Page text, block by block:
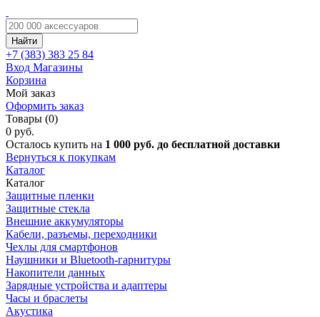
Найти
+7 (383) 383 25 84
Вход Магазины
Корзина
Мой заказ
Оформить заказ
Товары (0)
0 руб.
Осталось купить на 1 000 руб. до бесплатной доставки
Вернуться к покупкам
Каталог
Каталог
Защитные пленки
Защитные стекла
Внешние аккумуляторы
Кабели, разъемы, переходники
Чехлы для смартфонов
Наушники и Bluetooth-гарнитуры
Накопители данных
Зарядные устройства и адаптеры
Часы и браслеты
Акустика